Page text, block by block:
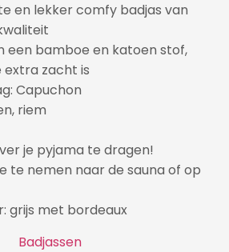
en lekker comfy badjas van
een bamboe en katoen stof,
zacht is
Capuchon
riem
je pyjama te dragen!
te nemen naar de sauna of op
grijs met bordeaux
Badjassen